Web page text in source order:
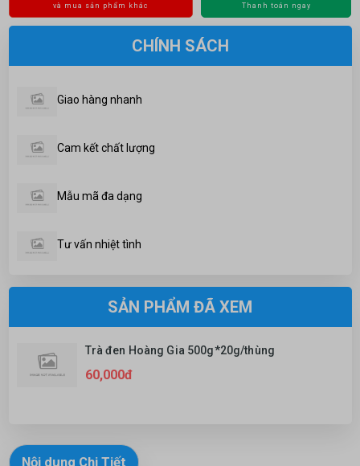
và mua sản phẩm khác Thanh toán ngay
CHÍNH SÁCH
Giao hàng nhanh
Cam kết chất lượng
Mẫu mã đa dạng
Tư vấn nhiệt tình
SẢN PHẨM ĐÃ XEM
Trà đen Hoàng Gia 500g*20g/thùng
60,000đ
Nội dung Chi Tiết